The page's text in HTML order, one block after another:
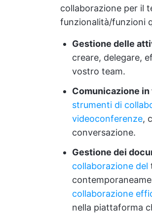
collaborazione per il
funzionalità/funzioni
Gestione delle
creare, delegare,
vostro team.
Comunicazione in
strumenti di
videoconferenze,
conversazione.
Gestione dei
collaborazione del
collaborazione
nella piattaforma